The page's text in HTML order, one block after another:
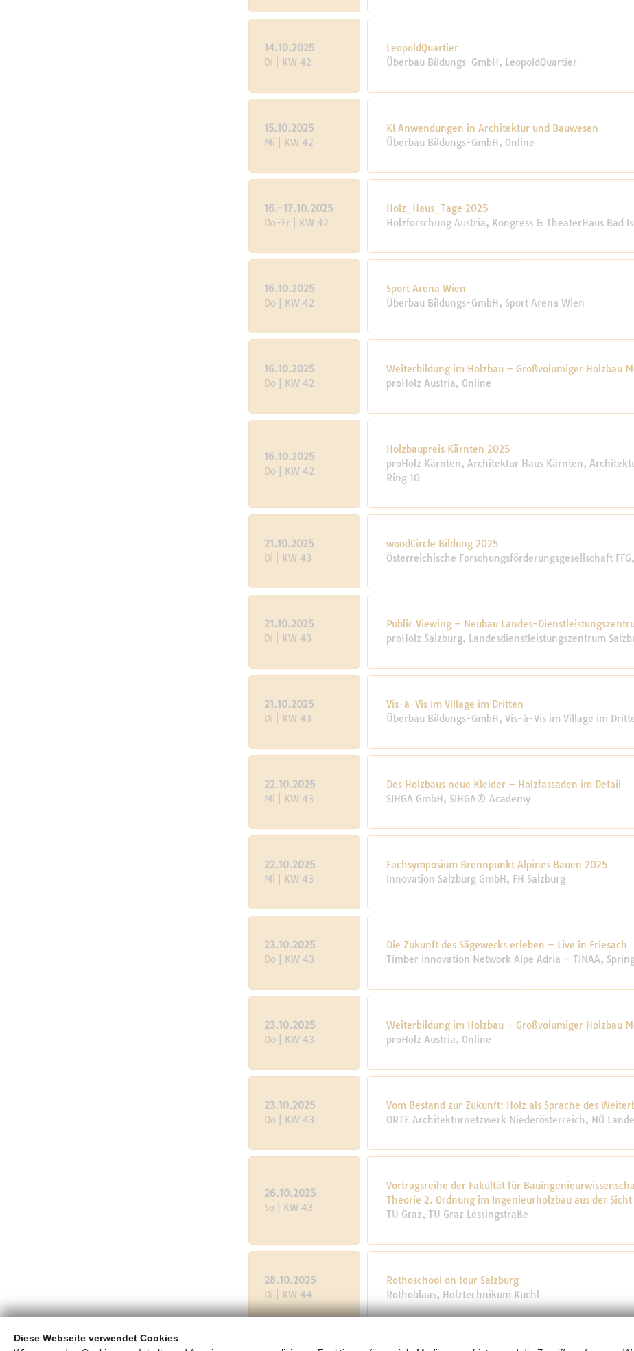
Diese Webseite verwendet Cookies
14.10.2025
Di | KW 42
LeopoldQuartier
Überbau Bildungs-GmbH, LeopoldQuartier
15.10.2025
Mi | KW 42
KI Anwendungen in Architektur und Bauwesen
Überbau Bildungs-GmbH, Online
16.-17.10.2025
Do-Fr | KW 42
Holz_Haus_­Tage 2025
Holzforschung Austria, Kongress & TheaterHaus Bad
16.10.2025
Do | KW 42
Sport Arena Wien
Überbau Bildungs-GmbH, Sport Arena Wien
16.10.2025
Do | KW 42
Weiterbildung im Holzbau – Großvolumiger Holzbau
proHolz Austria, Online
16.10.2025
Do | KW 42
Holzbaupreis Kärnten 2025
proHolz Kärnten, Architektur Haus Kärnten,
Ring 10
21.10.2025
Di | KW 43
woodCircle Bildung 2025
Österreichische Forschungsförderungsgesellschaft
21.10.2025
Di | KW 43
Public Viewing – Neubau Landes-
proHolz Salzburg, Landesdienstleistungszentrum
21.10.2025
Di | KW 43
Vis-à-Vis im Village im Dritten
Überbau Bildungs-GmbH, Vis-à-Vis im Village im
22.10.2025
Mi | KW 43
Des Holzbaus neue Kleider – Holzfassaden im Detail
SIHGA GmbH, SIHGA® Academy
22.10.2025
Mi | KW 43
Fachsymposium Brennpunkt Alpines Bauen 2025
Innovation Salzburg GmbH, FH Salzburg
23.10.2025
Do | KW 43
Die Zukunft des Sägewerks erleben – Live in Friesach
Timber Innovation Network Alpe Adria – TINAA,
23.10.2025
Do | KW 43
Weiterbildung im Holzbau – Großvolumiger Holzbau
proHolz Austria, Online
23.10.2025
Do | KW 43
Vom Bestand zur Zukunft: Holz als Sprache des
ORTE Architekturnetzwerk Niederösterreich, NÖ
26.10.2025
So | KW 43
Vortragsreihe der Fakultät für
Theorie 2. Ordnung im Ingenieurholzbau aus der Sicht
TU Graz, TU Graz Lessingstraße
28.10.2025
Di | KW 44
Rothoschool on tour Salzburg
Rothoblaas, Holztechnikum Kuchl